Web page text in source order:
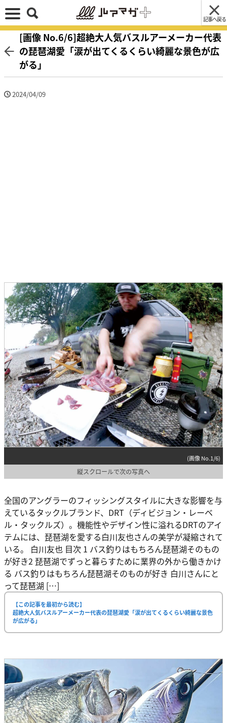
記事へ戻る
[画像 No.6/6]超絶大人気バスルアーメーカー代表
の琵琶湖愛「涙が出てくるくらい綺麗な景色が広
がる」
2024/04/09
(画像 No.1/6)
縦スクロールで次の写真へ
全国のアングラーのフィッシングスタイルに大きな影響を与
えているタックルブランド、DRT（ディビジョン・レーベ
ル・タックルズ）。機能性やデザイン性に溢れるDRTのアイ
テムには、琵琶湖を愛する白川友也さんの美学が凝縮されて
いる。 白川友也 目次 1 バス釣りはもちろん琵琶湖そのもの
が好き2 琵琶湖でずっと暮らすために業界の外から働きかけ
る バス釣りはもちろん琵琶湖そのものが好き 白川さんにと
って琵琶湖 […]
【この記事を最初から読む】
超絶大人気バスルアーメーカー代表の琵琶湖愛「涙が出てくるくらい綺麗な景色
が広がる」